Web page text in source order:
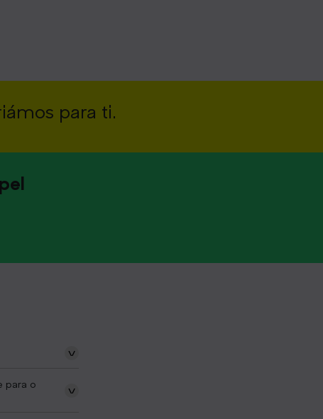
para ti.
para o